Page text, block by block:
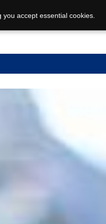
accept essential cookies.